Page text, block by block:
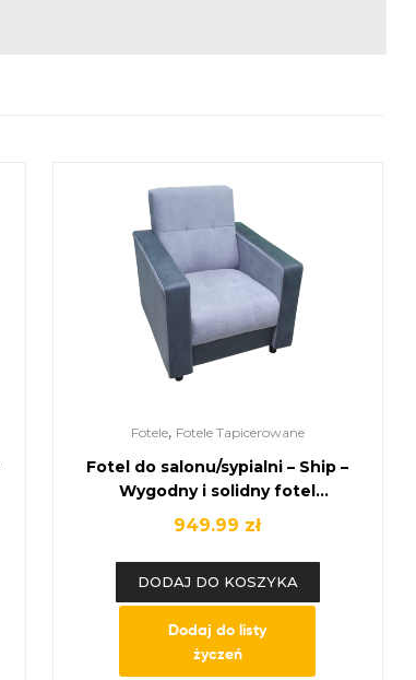
Fotele, Fotele Tapicerowane
Fotel do salonu/sypialni – Ship –
Wygodny i solidny fotel
wypoczynkowy.
949.99 zł
DODAJ DO KOSZYKA
Dodaj do listy
życzeń